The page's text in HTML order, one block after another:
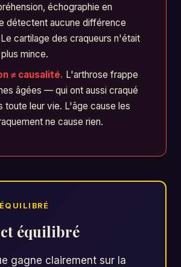
échographie en
détectent aucune différence
cartilage des craqueurs n'était
mince.
≠ causalité. L'arthrose frappe
âgées — qui ont aussi craqué
toute leur vie. L'âge cause les
ne cause rien.
équilibré
gagne clairement sur la